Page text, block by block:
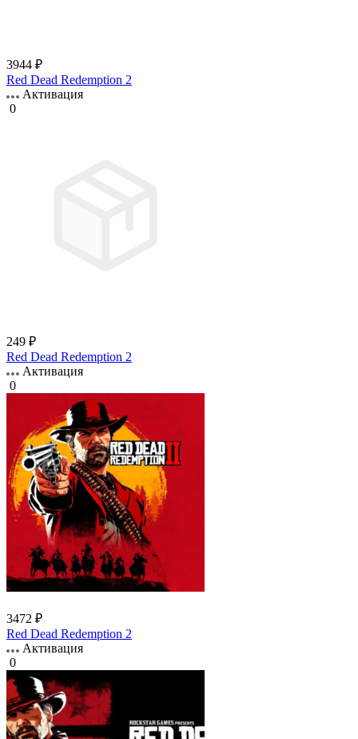
3944 ₽
Red Dead Redemption 2
Активация
0
249 ₽
Red Dead Redemption 2
Активация
0
3472 ₽
Red Dead Redemption 2
Активация
0